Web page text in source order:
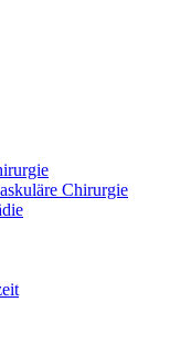
Chirurgie